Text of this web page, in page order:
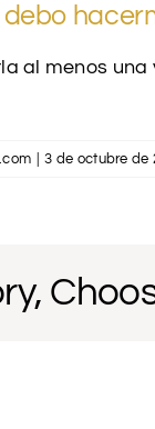
al menos
3 de octubre de